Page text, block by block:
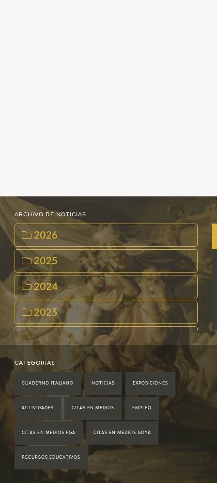
ARCHIVO DE NOTICIAS
2026
2025
2024
2023
2022
2021
2017
CATEGORÍAS
CUADERNO ITALIANO NOTICIAS EXPOSICIONES
ACTIVIDADES CITAS EN MEDIOS EMPLEO
CITAS EN MEDIOS FGA CITAS EN MEDIOS GOYA
RECURSOS EDUCATIVOS